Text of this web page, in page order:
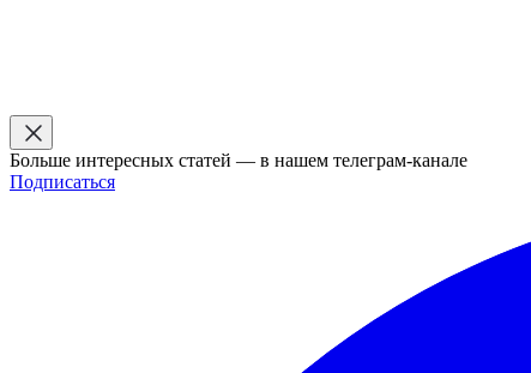
Больше интересных статей — в нашем телеграм-канале
Подписаться